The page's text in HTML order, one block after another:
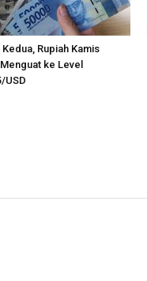
Kedua, Rupiah Kamis
ke Level
USD